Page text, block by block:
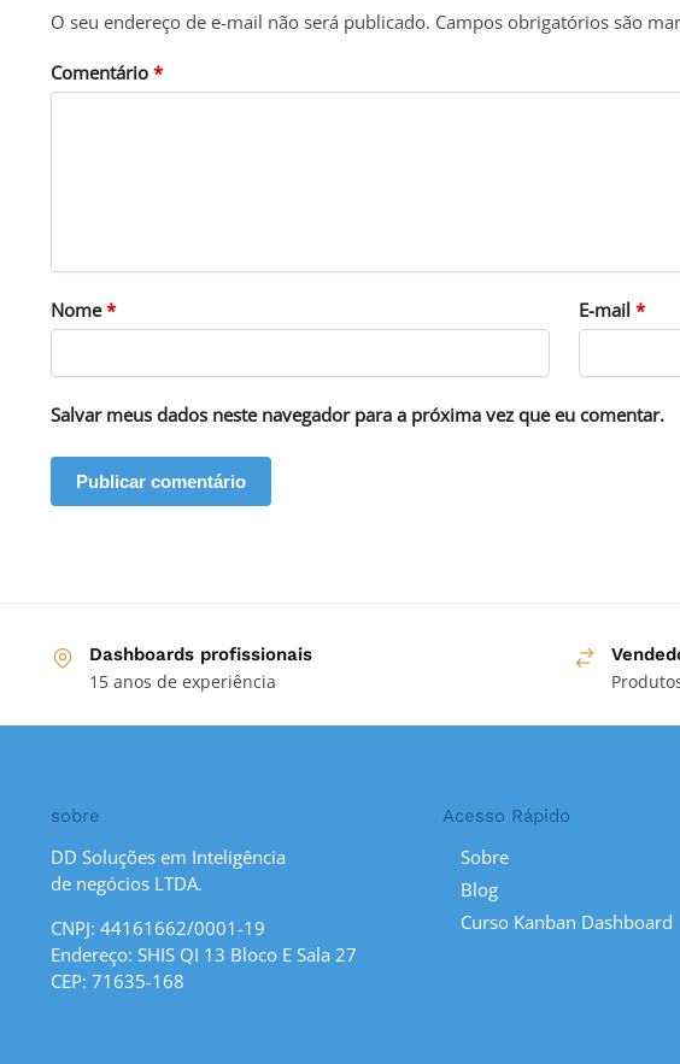
O seu endereço de e-mail não será publicado. Campos obrigatórios são
Comentário *
Nome* E-mail*
Salvar meus dados neste navegador para a próxima vez que eu comentar.
Dashboards profissionais
15 anos de experiência
sobre
DD Soluções em Inteligência
de negócios LTDA.
CNPJ: 44161662/0001-19
Endereço: SHIS QI 13 Bloco E Sala 27
CEP: 71635-168
Acesso Rápido
Sobre
Blog
Curso Kanban Dashboard